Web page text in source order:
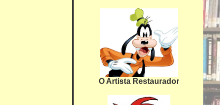
O Artista Restaurador